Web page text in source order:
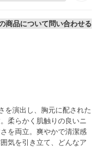
商品について問い合わせる
を演出し、胸元に配された
柔らかく肌触りの良いニ
を両立。爽やかで清潔感
気を引き立て、どんなア